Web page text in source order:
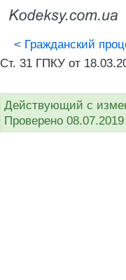
< Гражданский
Ст. 31 ГПКУ от
Действующий с
Проверено 08.07.2019